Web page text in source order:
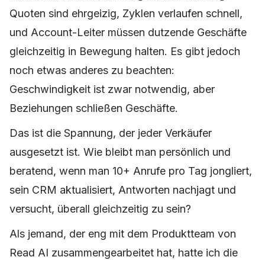
Quoten sind ehrgeizig, Zyklen verlaufen schnell,
und Account-Leiter müssen dutzende Geschäfte
gleichzeitig in Bewegung halten. Es gibt jedoch
noch etwas anderes zu beachten:
Geschwindigkeit ist zwar notwendig, aber
Beziehungen schließen Geschäfte.
Das ist die Spannung, der jeder Verkäufer
ausgesetzt ist. Wie bleibt man persönlich und
beratend, wenn man 10+ Anrufe pro Tag jongliert,
sein CRM aktualisiert, Antworten nachjagt und
versucht, überall gleichzeitig zu sein?
Als jemand, der eng mit dem Produktteam von
Read AI zusammengearbeitet hat, hatte ich die